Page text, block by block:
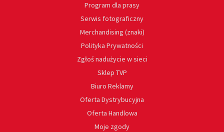
Program dla prasy
Serwis fotograficzny
Merchandising (znaki)
Polityka Prywatności
Zgłoś nadużycie w sieci
Sklep TVP
Biuro Reklamy
Oferta Dystrybucyjna
Oferta Handlowa
Moje zgody